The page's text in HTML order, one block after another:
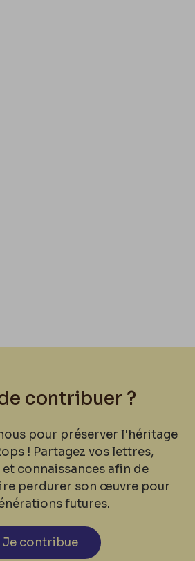
contribuer ?
pour préserver l'héritage
! Partagez vos lettres,
connaissances afin de
perdurer son œuvre pour
futures.
Je contribue